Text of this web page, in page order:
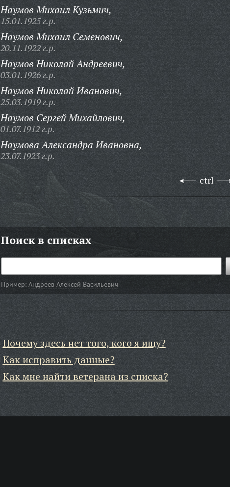
Наумов Михаил Кузьмич,
15.01.1925 г.р.
Наумов Михаил Семенович,
20.11.1922 г.р.
Наумов Николай Андреевич,
03.01.1926 г.р.
Наумов Николай Иванович,
25.03.1919 г.р.
Наумов Сергей Михайлович,
01.07.1912 г.р.
Наумова Александра Ивановна,
23.07.1923 г.р.
ctrl
Поиск в списках
Пример: Андреев Алексей Васильевич
Почему здесь нет того, кого я ищу?
Как исправить данные?
Как мне найти ветерана из списка?